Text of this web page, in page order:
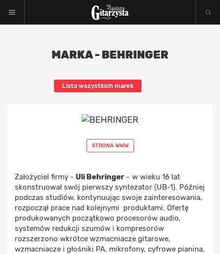
MARKA - BEHRINGER
Lista wszystkich marek
STRONA WWW
Założyciel firmy - Uli Behringer – w wieku 16 lat
skonstruował swój pierwszy syntezator (UB-1). Później
podczas studiów, kontynuując swoje zainteresowania,
rozpoczął prace nad kolejnymi produktami. Ofertę
produkowanych początkowo procesorów audio,
systemów redukcji szumów i kompresorów
rozszerzono wkrótce wzmacniacze gitarowe,
wzmacniacze i głośniki PA, mikrofony, cyfrowe pianina,